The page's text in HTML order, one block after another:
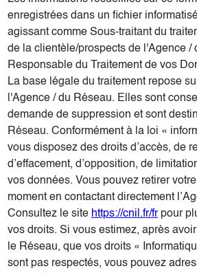
enregistrées dans un fichier
agissant comme Sous-traitant du
de la clientèle/prospects de l'Agence /
Responsable du Traitement de vos
La base légale du traitement repose
l'Agence / du Réseau. Elles sont
demande de suppression et sont
Réseau. Conformément à la loi «
vous disposez des droits d’accès, de
d’effacement, d’opposition, de
vos données. Vous pouvez retirer
moment en contactant directement
Consultez le site https://cnil.fr/frpour
vos droits. Si vous estimez, après
le Réseau, que vos droits «
sont pas respectés, vous pouvez